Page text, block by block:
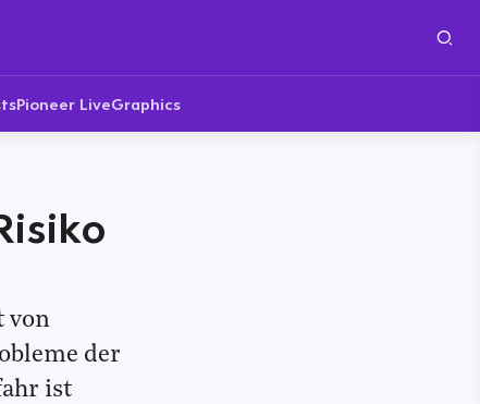
Pioneer LiveGraphics
von
der
ist